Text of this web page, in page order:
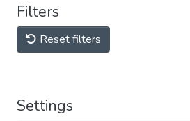
Filters
Reset filters
Settings